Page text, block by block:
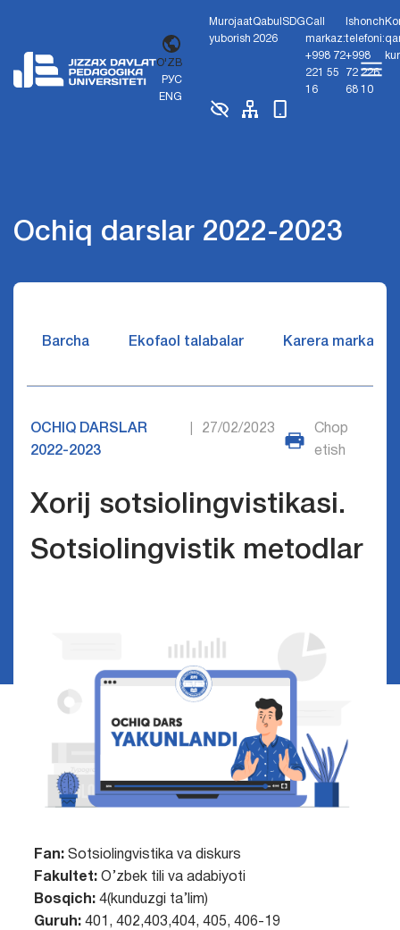
O'ZB
РУС
ENG
Murojaat
yuborish
Qabul
2026
SDGCall
markaz:
+998 72
221 55
16
Ishonch
telefoni:
+998
72 226
68 10
Ochiq darslar 2022-2023
Barcha Ekofaol talabalar Karera markazi
OCHIQ DARSLAR
2022-2023
27/02/2023
Chop
etish
Xorij sotsiolingvistikasi.
Sotsiolingvistik metodlar
Fan: Sotsiolingvistika va diskurs
Fakultet:O’zbek tili va adabiyoti
Bosqich:4(kunduzgi ta’lim)
Guruh:401, 402,403,404, 405, 406-19